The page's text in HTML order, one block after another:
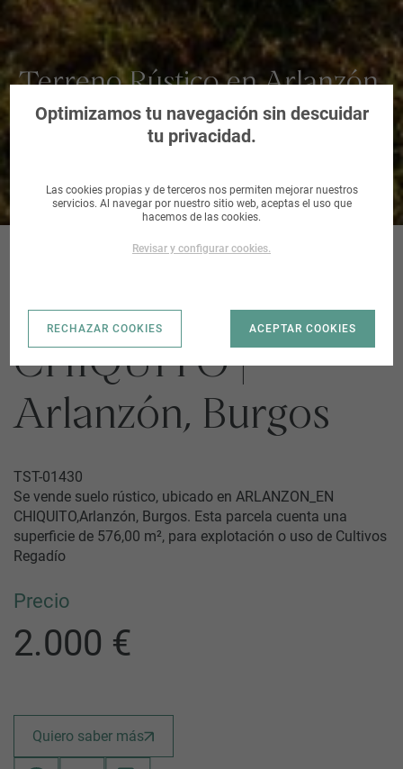
Terreno Rústico en Arlanzón,
Burgos
ARLANZON_EN
CHIQUITO |
Arlanzón, Burgos
TST-01430
Se vende suelo rústico, ubicado en ARLANZON_EN
CHIQUITO,Arlanzón, Burgos. Esta parcela cuenta una
superficie de 576,00 m², para explotación o uso de Cultivos
Regadío
Precio
2.000 €
Quiero saber más
Optimizamos tu navegación sin descuidar
tu privacidad.
Las cookies propias y de terceros nos permiten mejorar nuestros
servicios. Al navegar por nuestro sitio web, aceptas el uso que
hacemos de las cookies.
Revisar y configurar cookies.
RECHAZAR COOKIES ACEPTAR COOKIES